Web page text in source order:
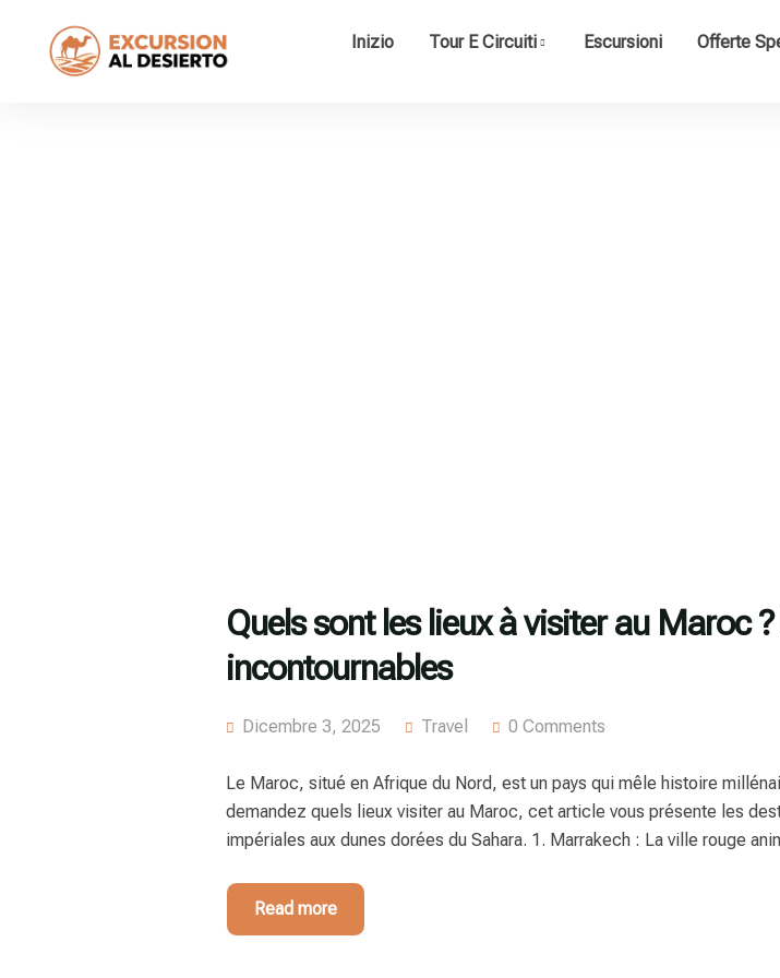
Inizio Tour E Circuiti Escursioni Offerte
Quels sont les lieux à visiter au Maroc
incontournables
Dicembre 3, 2025 Travel 0 Comments
Le Maroc, situé en Afrique du Nord, est un pays qui mêle histoire
demandez quels lieux visiter au Maroc, cet article vous présente les
impériales aux dunes dorées du Sahara. 1. Marrakech : La ville rouge
Read more